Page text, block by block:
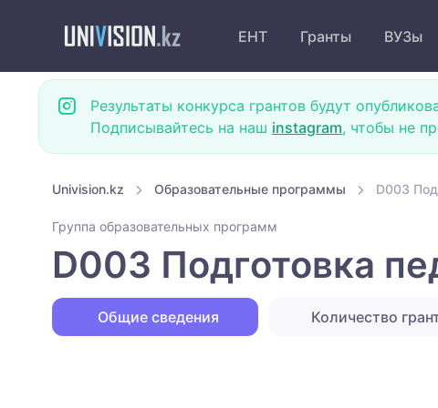
ЕНТ Гранты ВУЗы
Результаты конкурса грантов будут
Подписывайтесь на наш instagram, чтобы не
Univision.kz Образовательные программы D003
Группа образовательных программ
D003 Подготовка
Общие сведения Количество